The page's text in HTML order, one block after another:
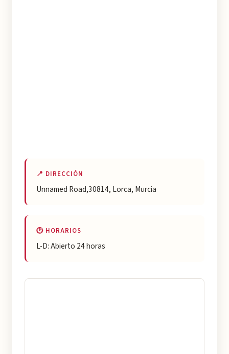
📍 DIRECCIÓN
Unnamed Road,30814, Lorca, Murcia
🕐 HORARIOS
L-D: Abierto 24 horas